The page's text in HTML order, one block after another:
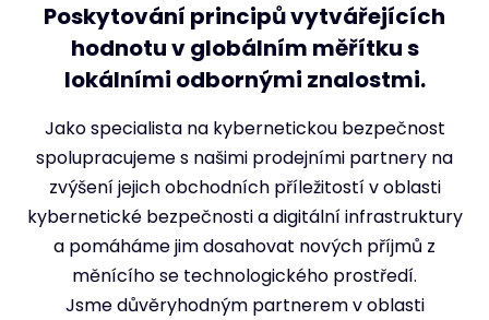
Poskytování principů vytvářejících
hodnotu v globálním měřítku s
lokálními odbornými znalostmi.
Jako specialista na kybernetickou bezpečnost
spolupracujeme s našimi prodejními partnery na
zvýšení jejich obchodních příležitostí v oblasti
kybernetické bezpečnosti a digitální infrastruktury
a pomáháme jim dosahovat nových příjmů z
měnícího se technologického prostředí.
Jsme důvěryhodným partnerem v oblasti